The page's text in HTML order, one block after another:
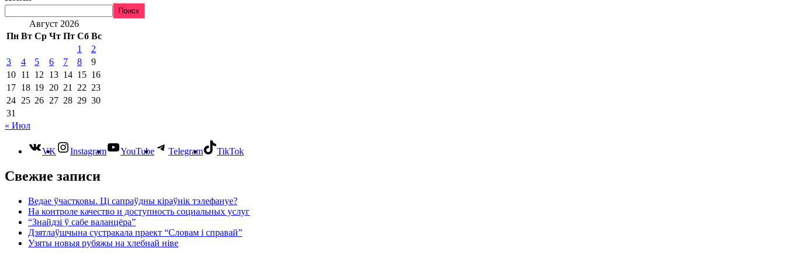
Поиск
Август 2026
Пн Вт Ср Чт Пт Сб Вс
1
2
3
4 5 6 7 8
9
10 11 12 13 14 15 16
17 18 19 20 21 22 23
24 25 26 27 28 29 30
31
« Июл
VK Instagram YouTube Telegram TikTok
Свежие записи
Ведае ўчастковы. Ці сапраўдны кіраўнік тэлефануе?
На контроле качество и доступность социальных услуг
“Знайдзі ў сабе валанцёра”
Дзятлаўшчына сустракала праект “Словам і справай”
Узяты новыя рубяжы на хлебнай ніве